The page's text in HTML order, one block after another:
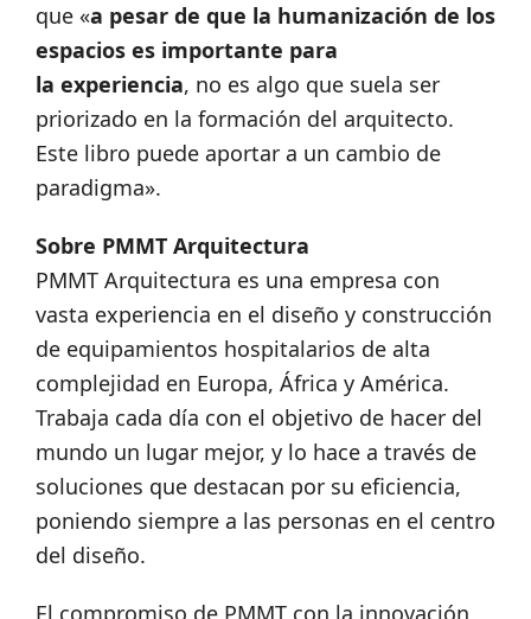
que «a pesar de que la humanización de los
espacios es importante para
la experiencia, no es algo que suela ser
priorizado en la formación del arquitecto.
Este libro puede aportar a un cambio de
paradigma».
Sobre PMMT Arquitectura
PMMT Arquitectura es una empresa con
vasta experiencia en el diseño y construcción
de equipamientos hospitalarios de alta
complejidad en Europa, África y América.
Trabaja cada día con el objetivo de hacer del
mundo un lugar mejor, y lo hace a través de
soluciones que destacan por su eficiencia,
poniendo siempre a las personas en el centro
del diseño.